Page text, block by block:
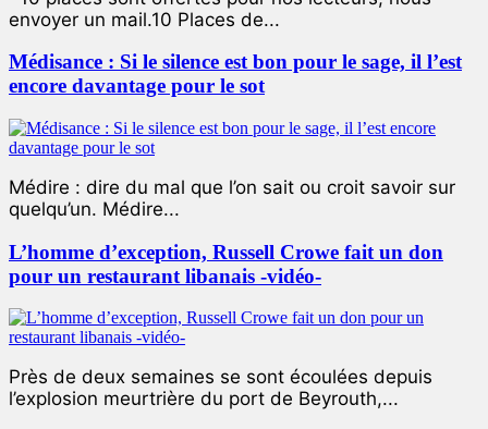
envoyer un mail.10 Places de...
Médisance : Si le silence est bon pour le sage, il l’est
encore davantage pour le sot
Médire : dire du mal que l’on sait ou croit savoir sur
quelqu’un. Médire...
L’homme d’exception, Russell Crowe fait un don
pour un restaurant libanais -vidéo-
Près de deux semaines se sont écoulées depuis
l’explosion meurtrière du port de Beyrouth,...